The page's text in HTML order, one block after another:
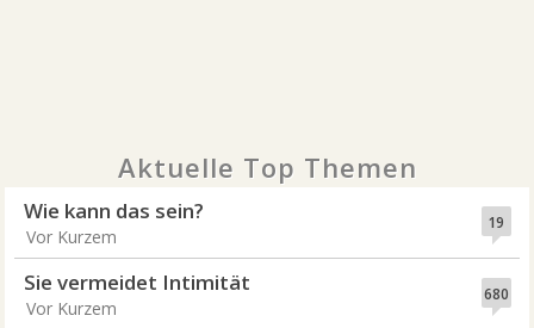
Aktuelle Top Themen
19
Wie kann das sein?
Vor Kurzem
680
Sie vermeidet Intimität
Vor Kurzem